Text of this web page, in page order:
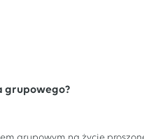
grupowego?